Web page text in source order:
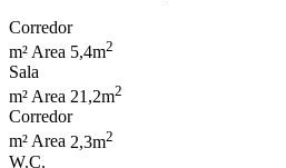
Corredor
m² Area 5,4m2
Sala
m² Area 21,2m2
Corredor
m² Area 2,3m2
W.C.